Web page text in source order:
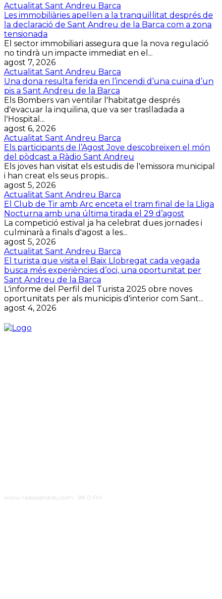
Actualitat Sant Andreu Barca
Les immobiliàries apel·len a la tranquil·litat després de
la declaració de Sant Andreu de la Barca com a zona
tensionada
El sector immobiliari assegura que la nova regulació
no tindrà un impacte immediat en el...
agost 7, 2026
Actualitat Sant Andreu Barca
Una dona resulta ferida en l’incendi d’una cuina d’un
pis a Sant Andreu de la Barca
Els Bombers van ventilar l'habitatge després
d'evacuar la inquilina, que va ser traslladada a
l'Hospital...
agost 6, 2026
Actualitat Sant Andreu Barca
Els participants de l’Agost Jove descobreixen el món
del pòdcast a Ràdio Sant Andreu
Els joves han visitat els estudis de l'emissora municipal
i han creat els seus propis...
agost 5, 2026
Actualitat Sant Andreu Barca
El Club de Tir amb Arc enceta el tram final de la Lliga
Nocturna amb una última tirada el 29 d’agost
La competició estival ja ha celebrat dues jornades i
culminarà a finals d'agost a les...
agost 5, 2026
Actualitat Sant Andreu Barca
El turista que visita el Baix Llobregat cada vegada
busca més experiències d’oci, una oportunitat per
Sant Andreu de la Barca
L'informe del Perfil del Turista 2025 obre noves
oportunitats per als municipis d'interior com Sant...
agost 4, 2026
www.radiosandreu.com · 98.0 FM